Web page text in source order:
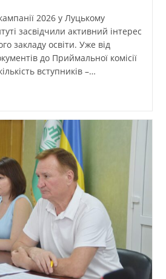
2026 у Луцькому
засвідчили активний інтерес
закладу освіти. Уже від
до Приймальної комісії
вступників –…